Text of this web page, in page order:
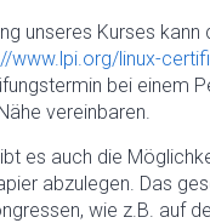
unseres Kurses kann
www.lpi.org/linux-
bei einem
vereinbaren.
es auch die
abzulegen. Das
wie z.B. auf